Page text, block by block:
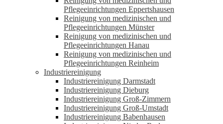
Pflegeeinrichtungen Eppertshausen
Reinigung von medizinischen und
Pflegeeinrichtungen Münster
Reinigung von medizinischen und
Pflegeeinrichtungen Hanau
Reinigung von medizinischen und
Pflegeeinrichtungen Reinheim
Industriereinigung
Industriereinigung Darmstadt
Industriereinigung Dieburg
Industriereinigung Groß-Zimmern
Industriereinigung Groß-Umstadt
Industriereinigung Babenhausen